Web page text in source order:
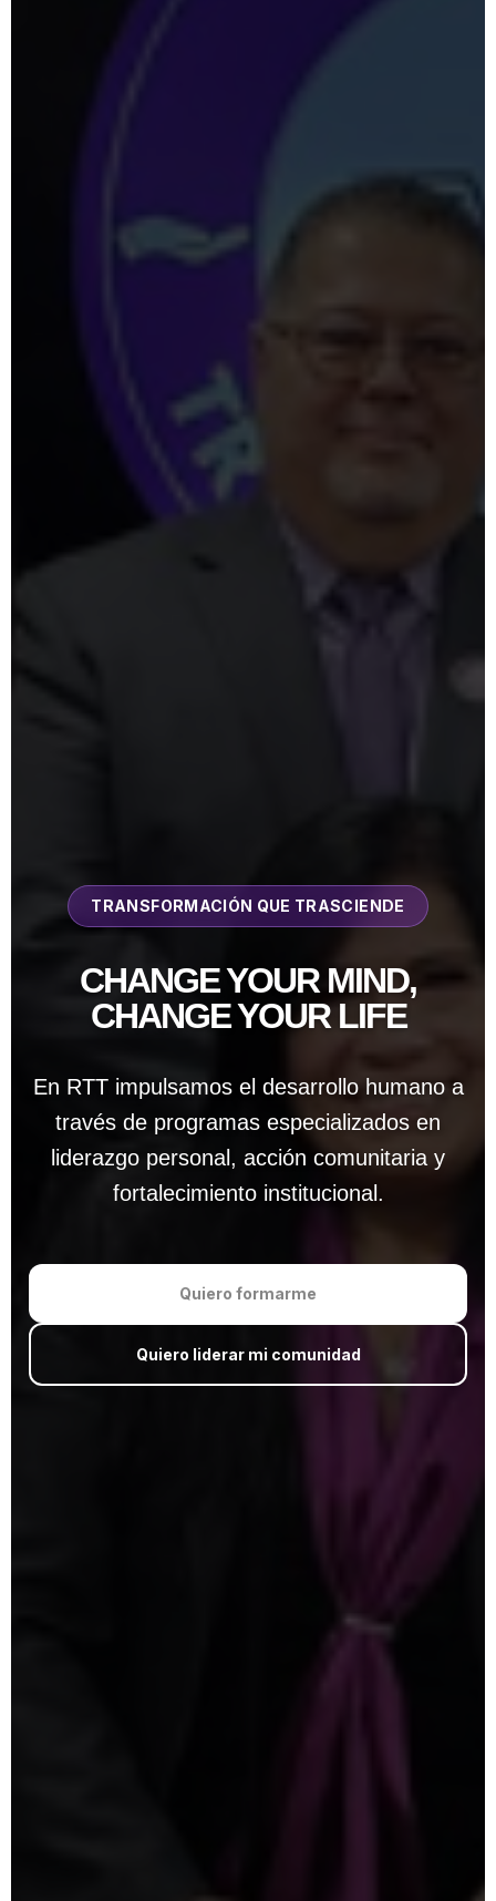
TRANSFORMACIÓN QUE TRASCIENDE
CHANGE YOUR MIND,
CHANGE YOUR LIFE
En RTT impulsamos el desarrollo humano a
través de programas especializados en
liderazgo personal, acción comunitaria y
fortalecimiento institucional.
Quiero formarme
Quiero liderar mi comunidad